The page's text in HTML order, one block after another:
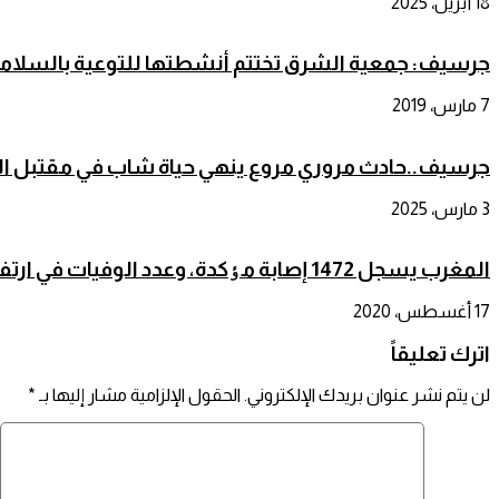
جرسيف: جمعية الشرق تختتم أنشطتها للتوعية
7 مارس، 2019
جرسيف..حادث مروري مروع ينهي حياة شاب في مقتبل
3 مارس، 2025
المغرب يسجل 1472 إصابة مٶکدة، وعدد الوفيات في ارتفاع حاد
17 أغسطس، 2020
اترك تعليقاً
لن يتم نشر عنوان بريدك الإلكتروني.الحقول الإلزامية مشار إليها بـ *